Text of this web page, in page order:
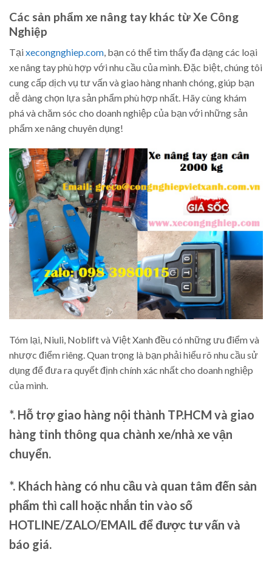
Các sản phẩm xe nâng tay khác từ Xe Công
Nghiệp
Tạixecongnghiep.com, bạn có thể tìm thấy đa dạng các loại
xe nâng tay phù hợp với nhu cầu của mình. Đặc biệt, chúng tôi
cung cấp dịch vụ tư vấn và giao hàng nhanh chóng, giúp bạn
dễ dàng chọn lựa sản phẩm phù hợp nhất. Hãy cùng khám
phá và chăm sóc cho doanh nghiệp của bạn với những sản
phẩm xe nâng chuyên dụng!
Tóm lại, Niuli, Noblift và Việt Xanh đều có những ưu điểm và
nhược điểm riêng. Quan trọng là bạn phải hiểu rõ nhu cầu sử
dụng để đưa ra quyết định chính xác nhất cho doanh nghiệp
của mình.
*. Hỗ trợ giao hàng nội thành TP.HCM và giao
hàng tỉnh thông qua chành xe/nhà xe vận
chuyển.
*. Khách hàng có nhu cầu và quan tâm đến sản
phẩm thì call hoặc nhắn tin vào số
HOTLINE/ZALO/EMAIL để được tư vấn và
báo giá.